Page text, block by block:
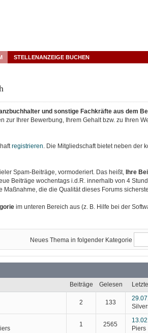
STELLENANZEIGE BUCHEN
und sonstige Fachkräfte aus dem
Ihrer Bewerbung, Ihrem Gehalt bzw. zu Ihren
registrieren. Die Mitgliedschaft bietet neben der
Spam-Beiträge, vormoderiert. Das heißt, Ihre
Beiträge wochentags i.d.R. innerhalb von 4
die die Qualität dieses Forums
im unteren Bereich aus (z. B. Hilfe bei der
Neues Thema in folgender Kategorie
Beiträge Gelesen
2 133
1 2565
Piers